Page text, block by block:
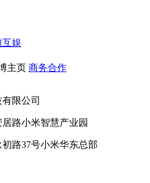
互娱
主页 商务合作
限公司
路小米智慧产业园
路37号小米华东总部